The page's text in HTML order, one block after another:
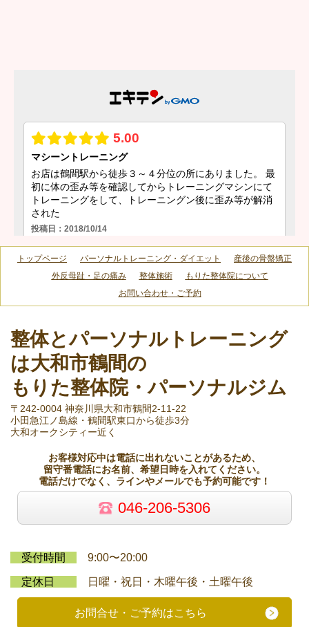
トップページ パーソナルトレーニング・ダイエット
産後の骨盤矯正
外反母趾・足の痛み
整体施術
もりた整体院について
お問い合わせ・ご予約
整体とパーソナルトレーニング
は大和市鶴間の
もりた整体院・パーソナルジム
〒242-0004 神奈川県大和市鶴間2-11-22
小田急江ノ島線・鶴間駅東口から徒歩3分
大和オークシティー近く
お客様対応中は電話に出れないことがあるため、
留守番電話にお名前、希望日時を入れてください。
電話だけでなく、ラインやメールでも予約可能です！
046-206-5306
受付時間 9:00〜20:00
定休日 日曜・祝日・木曜午後・土曜午後
お問合せ・ご予約はこちら